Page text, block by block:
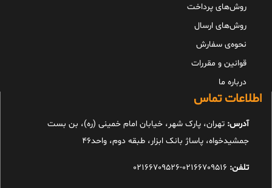
روش‌های پرداخت
روش‌های ارسال
نحوه‌ی سفارش
قوانین و مقررات
درباره ما
اطلاعات تماس
آدرس: تهران، پارک شهر، خیابان امام خمینی (ره)، بن بست
جمشیدخواه، پاساژ بانک ابزار، طبقه دوم، واحد46
تلفن: